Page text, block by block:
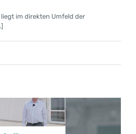
liegt im direkten Umfeld der